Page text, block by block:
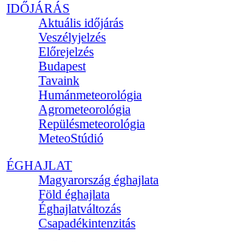
IDŐJÁRÁS
Aktuális időjárás
Veszélyjelzés
Előrejelzés
Budapest
Tavaink
Humánmeteorológia
Agrometeorológia
Repülésmeteorológia
MeteoStúdió
ÉGHAJLAT
Magyarország éghajlata
Föld éghajlata
Éghajlatváltozás
Csapadékintenzitás